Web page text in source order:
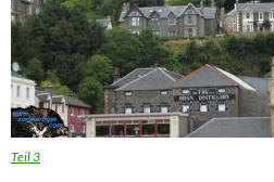
Teil 3